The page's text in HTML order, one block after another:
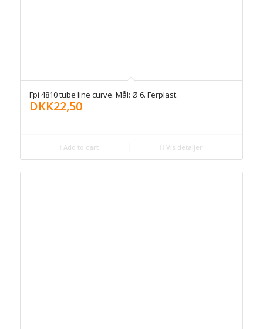
Fpi 4810 tube line curve. Mål: Ø 6. Ferplast.
DKK22,50
Add to cart Vis detaljer